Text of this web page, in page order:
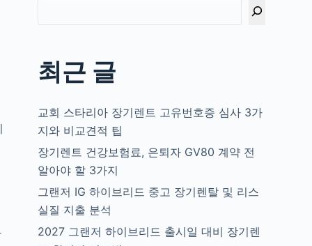
최근 글
교회 스타리아 장기렌트 고유번호증 심사 3가
지와 비교견적 팁
장기렌트 건강보험료, 은퇴자 GV80 계약 전
알아야 할 3가지
그랜저 IG 하이브리드 중고 장기렌탈 및 리스
실질 지출 분석
2027 그랜저 하이브리드 출시일 대비 장기렌